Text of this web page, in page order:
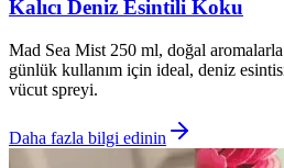
Kalıcı Deniz Esintili Koku
Mad Sea Mist 250 ml, doğal aromalarla
günlük kullanım için ideal, deniz
vücut spreyi.
Daha fazla bilgi edinin